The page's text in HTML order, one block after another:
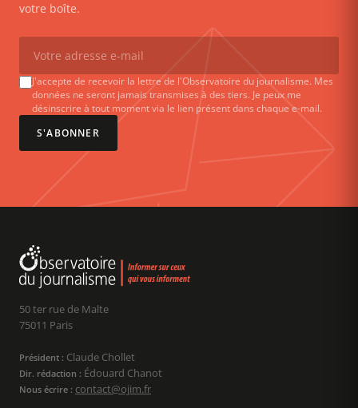
votre boîte.
J'accepte de recevoir la lettre de l'Observatoire du journalisme. Mes
données ne seront jamais transmises à des tiers. Je peux me
désinscrire à tout moment via le lien présent dans chaque e-mail.
S'ABONNER
50 ter rue de Malte
75011 Paris
Président : Claude Chollet
Dir. rédaction : Édouard Chanot
Nous écrire : contact@ojim.fr